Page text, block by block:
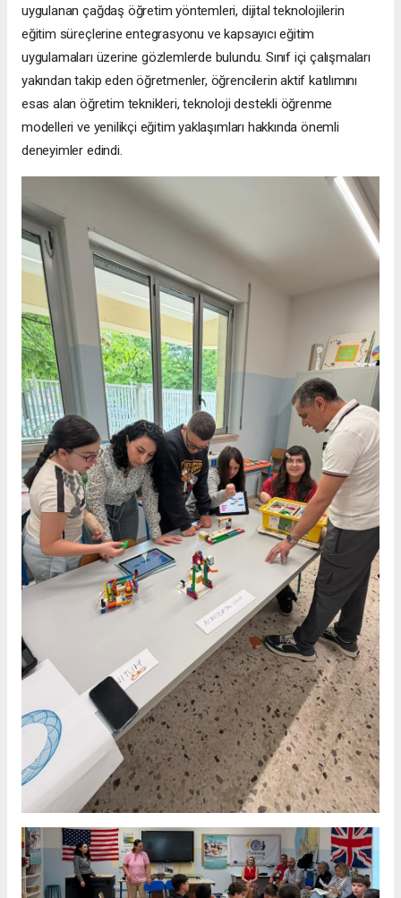
uygulanan çağdaş öğretim yöntemleri, dijital teknolojilerin
eğitim süreçlerine entegrasyonu ve kapsayıcı eğitim
uygulamaları üzerine gözlemlerde bulundu. Sınıf içi çalışmaları
yakından takip eden öğretmenler, öğrencilerin aktif katılımını
esas alan öğretim teknikleri, teknoloji destekli öğrenme
modelleri ve yenilikçi eğitim yaklaşımları hakkında önemli
deneyimler edindi.